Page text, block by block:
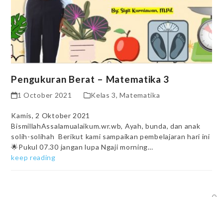
Pengukuran Berat – Matematika 3
1 October 2021 Kelas 3,Matematika
Kamis, 2 Oktober 2021
BismillahAssalamualaikum.wr.wb, Ayah, bunda, dan anak
solih-solihah Berikut kami sampaikan pembelajaran hari ini
🌟Pukul 07.30 jangan lupa Ngaji morning…
keep reading